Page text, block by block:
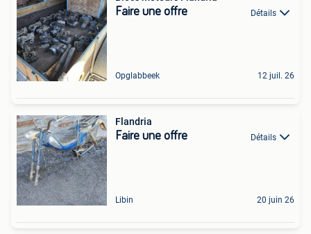
Faire une offre Détails
Opglabbeek 12 juil. 26
Flandria
Faire une offre Détails
Libin 20 juin 26